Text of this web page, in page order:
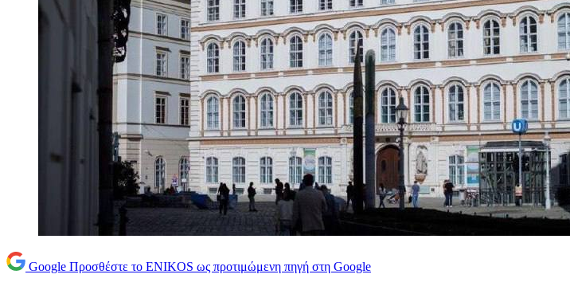
Google Προσθέστε το ENIKOS ως προτιμώμενη πηγή στη Google